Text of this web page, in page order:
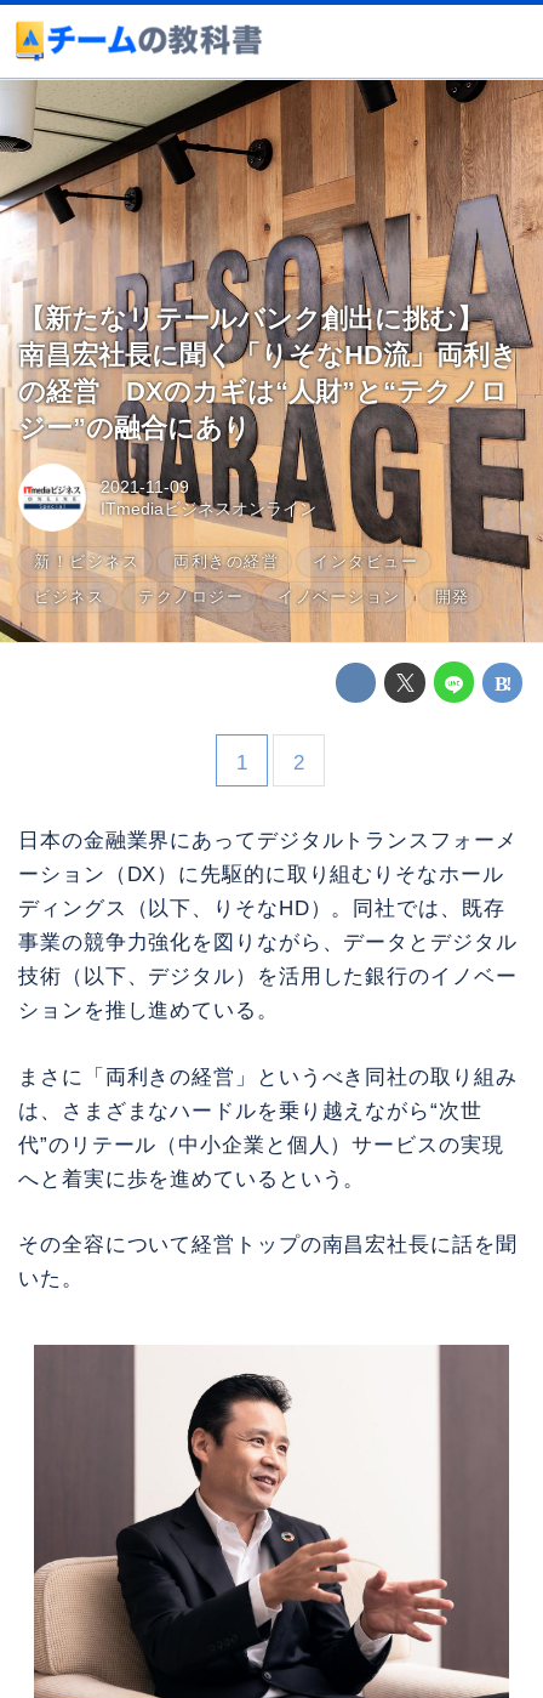
【新たなリテールバンク創出に挑む】
南昌宏社長に聞く「りそなHD流」両利き
の経営 DXのカギは“人財”と“テクノロ
ジー”の融合にあり
2021-11-09
ITmediaビジネスオンライン
新！ビジネス 両利きの経営
インタビュー
ビジネス
テクノロジー イノベーション 開発
1 2
日本の金融業界にあってデジタルトランスフォーメ
ーション（DX）に先駆的に取り組むりそなホール
ディングス（以下、りそなHD）。同社では、既存
事業の競争力強化を図りながら、データとデジタル
技術（以下、デジタル）を活用した銀行のイノベー
ションを推し進めている。
まさに「両利きの経営」というべき同社の取り組み
は、さまざまなハードルを乗り越えながら“次世
代”のリテール（中小企業と個人）サービスの実現
へと着実に歩を進めているという。
その全容について経営トップの南昌宏社長に話を聞
いた。